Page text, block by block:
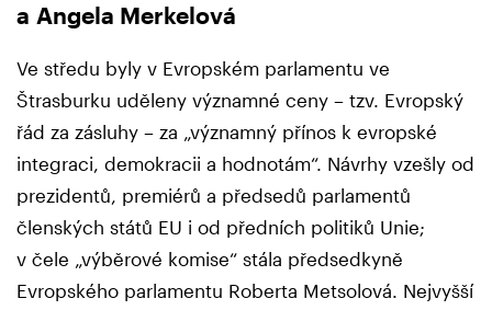
a Angela Merkelová
Ve středu byly v Evropském parlamentu ve
Štrasburku uděleny významné ceny – tzv. Evropský
řád za zásluhy – za „významný přínos k evropské
integraci, demokracii a hodnotám“. Návrhy vzešly od
prezidentů, premiérů a předsedů parlamentů
členských států EU i od předních politiků Unie;
v čele „výběrové komise“ stála předsedkyně
Evropského parlamentu Roberta Metsolová. Nejvyšší